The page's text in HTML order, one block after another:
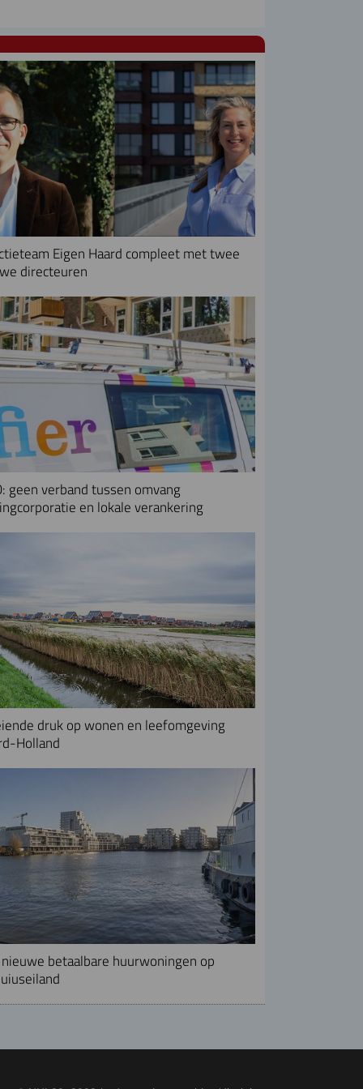
Eigen Haard compleet met twee
directeuren
geen verband tussen omvang
en lokale verankering
druk op wonen en leefomgeving
Holland
betaalbare huurwoningen op